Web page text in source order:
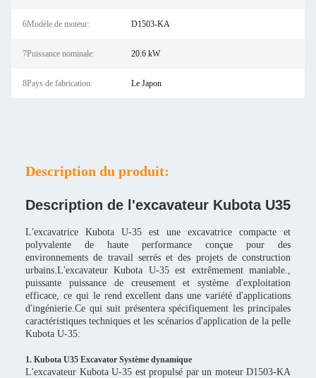
6Modèle de moteur: D1503-KA
7Puissance nominale: 20.6 kW
8Pays de fabrication: Le Japon
Description du produit:
Description de l'excavateur Kubota U35
L'excavatrice Kubota U-35 est une excavatrice compacte et
polyvalente de haute performance conçue pour des
environnements de travail serrés et des projets de construction
urbains.L'excavateur Kubota U-35 est extrêmement maniable.,
puissante puissance de creusement et système d'exploitation
efficace, ce qui le rend excellent dans une variété d'applications
d'ingénierie.Ce qui suit présentera spécifiquement les principales
caractéristiques techniques et les scénarios d'application de la pelle
Kubota U-35:
1. Kubota U35 Excavator Système dynamique
L'excavateur Kubota U-35 est propulsé par un moteur D1503-KA